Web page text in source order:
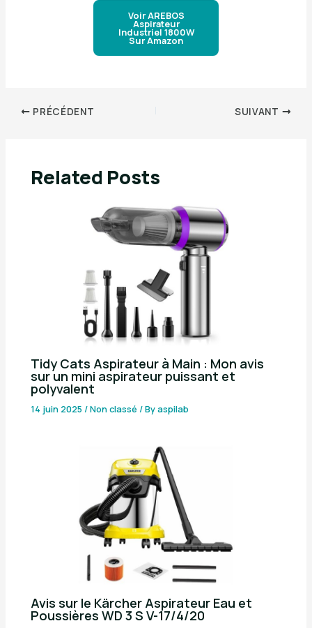
Voir AREBOS
Aspirateur
Industriel 1800W
Sur Amazon
PRÉCÉDENT SUIVANT
Related Posts
Tidy Cats Aspirateur à Main : Mon avis
sur un mini aspirateur puissant et
polyvalent
14 juin 2025/Non classé / Byaspilab
Avis sur le Kärcher Aspirateur Eau et
Poussières WD 3 S V-17/4/20